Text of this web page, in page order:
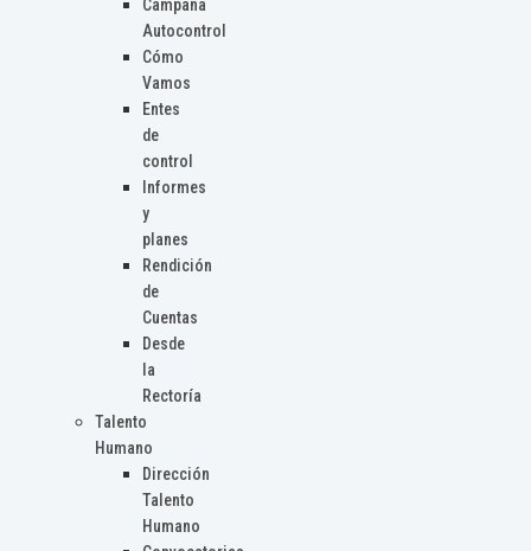
Campaña
Autocontrol
Cómo
Vamos
Entes
de
control
Informes
y
planes
Rendición
de
Cuentas
Desde
la
Rectoría
Talento
Humano
Dirección
Talento
Humano